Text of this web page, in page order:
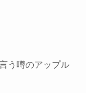
う噂のアップル